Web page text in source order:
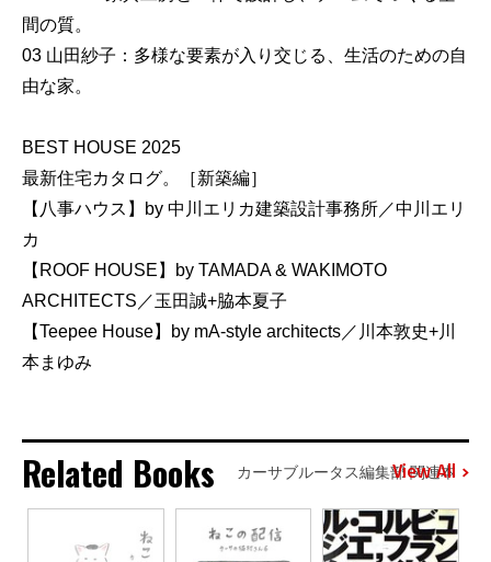
間の質。
03 山田紗子：多様な要素が入り交じる、生活のための自
由な家。
BEST HOUSE 2025
最新住宅カタログ。［新築編］
【八事ハウス】by 中川エリカ建築設計事務所／中川エリ
カ
【ROOF HOUSE】by TAMADA & WAKIMOTO
ARCHITECTS／玉田誠+脇本夏子
【Teepee House】by mA-style architects／川本敦史+川
本まゆみ
Related Books カーサブルータス編集部 関連本
View All